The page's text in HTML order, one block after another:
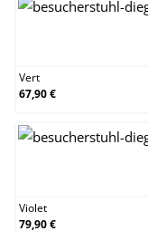
Vert
67,90 €
Violet
79,90 €